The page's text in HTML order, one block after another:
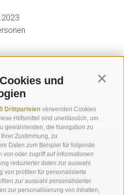
und
5 Drittparteien verwenden Cookies
Hilfsmittel sind unerlässlich, um
gewährleisten, die Navigation zu
Zustimmung, zu
Daten zum Beispiel für folgende
von oder zugriff auf informationen
reduzierter daten zur auswahl
von profilen für personalisierte
zur auswahl personalisierter
zur personalisierung von inhalten,
Anfrage
843980